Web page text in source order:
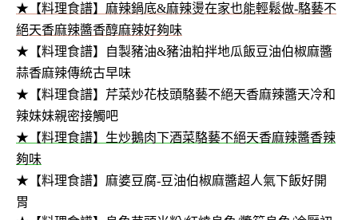
★【料理食譜】麻辣鍋底&麻辣燙在家也能輕鬆做-駱藝不
絕天香麻辣醬香醇麻辣好夠味
★【料理食譜】自製豬油&豬油粕拌地瓜飯豆油伯椒麻醬
蒜香麻辣傳統古早味
★【料理食譜】芹菜炒花枝頭駱藝不絕天香麻辣醬天冷和
辣妹妹親密接觸吧
★【料理食譜】生炒鵝肉下酒菜駱藝不絕天香麻辣醬香辣
夠味
★【料理食譜】麻婆豆腐-豆油伯椒麻醬超人氣下飯好開
胃